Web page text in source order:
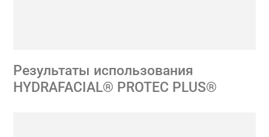
Результаты использования
HYDRAFACIAL® PROTEC PLUS®